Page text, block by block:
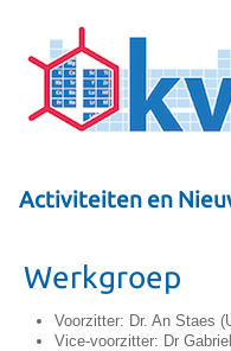
Activiteiten en
Werkgroep
Voorzitter: Dr. An Staes
Vice-voorzitter: Dr